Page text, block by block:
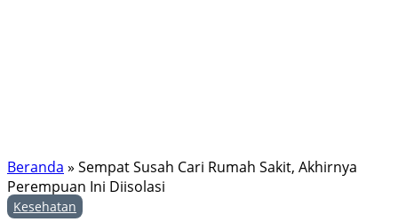
Beranda » Sempat Susah Cari Rumah Sakit, Akhirnya
Perempuan Ini Diisolasi
Kesehatan